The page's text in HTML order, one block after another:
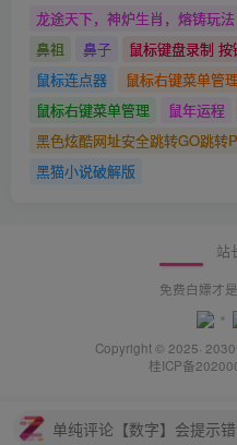
龙途天下，神炉生肖，熔铸玩法
鼻祖
鼻子
鼠标键盘录制
鼠标连点器
鼠标右键菜单管
鼠标右键菜单管理
鼠年运程
黑色炫酷网址安全跳转GO跳转
黑猫小说破解版
站
免费白嫖才
Copyright © 2025· 2030
桂ICP备